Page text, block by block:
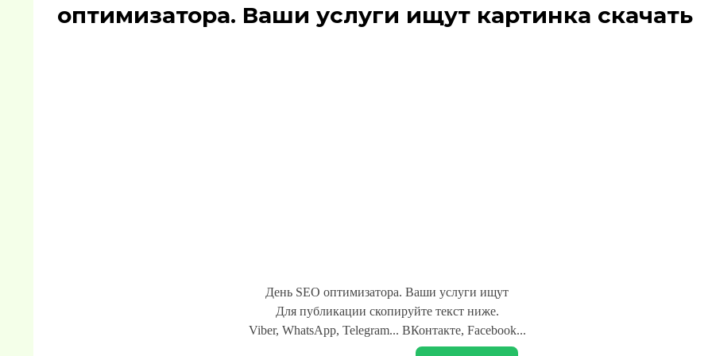
оптимизатора. Ваши услуги ищут картинка скачать
День SEO оптимизатора. Ваши услуги ищут
Для публикации скопируйте текст ниже.
Viber, WhatsApp, Telegram... ВКонтакте, Facebook...